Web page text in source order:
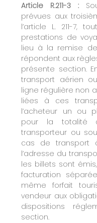
Article R.211-3 :
prévues aux
l’article L. 211-7,
prestations de
lieu à la remise
répondent aux
présente section.
transport aérien
ligne régulière non
liées à ces
l’acheteur un ou
pour la totalité
transporteur ou
cas de transport
l’adresse du
les billets sont
facturation
même forfait
vendeur aux
dispositions
section.